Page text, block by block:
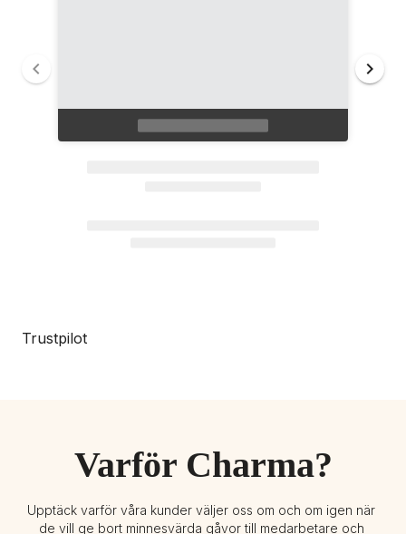
Trustpilot
Varför Charma?
Upptäck varför våra kunder väljer oss om och om igen när
de vill ge bort minnesvärda gåvor till medarbetare och